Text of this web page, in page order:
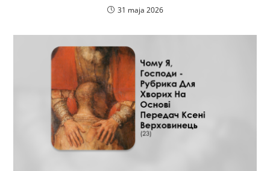
31 maja 2026